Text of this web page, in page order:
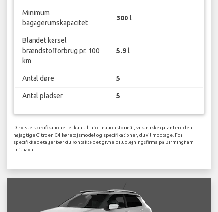
Minimum
bagagerumskapacitet
380 l
Blandet kørsel
brændstofforbrug pr. 100
km
5.9 l
Antal døre 5
Antal pladser 5
De viste specifikationer er kun til informationsformål, vi kan ikke garantere den
nøjagtige Citroen C4 køretøjsmodel og specifikationer, du vil modtage. For
specifikke detaljer bør du kontakte det givne biludlejningsfirma på Birmingham
Lufthavn.